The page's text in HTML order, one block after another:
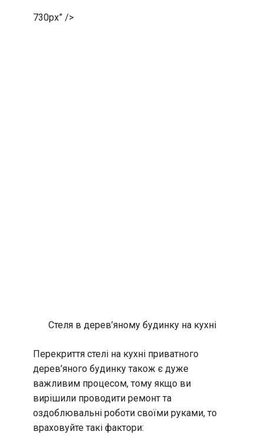
730px” />
Стеля в дерев’яному будинку на кухні
Перекриття стелі на кухні приватного
дерев’яного будинку також є дуже
важливим процесом, тому якщо ви
вирішили проводити ремонт та
оздоблювальні роботи своїми руками, то
враховуйте такі фактори: